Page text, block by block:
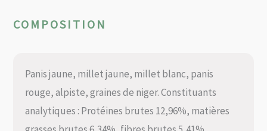
COMPOSITION
Panis jaune, millet jaune, millet blanc, panis
rouge, alpiste, graines de niger. Constituants
analytiques : Protéines brutes 12,96%, matières